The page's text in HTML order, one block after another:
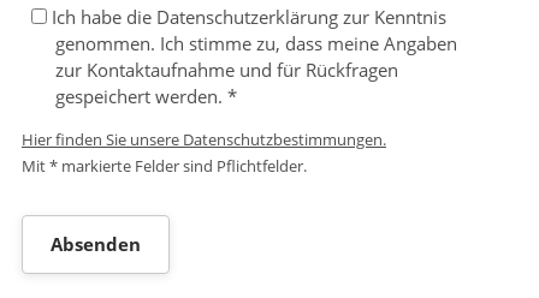
Ich habe die Datenschutzerklärung zur Kenntnis
genommen. Ich stimme zu, dass meine Angaben
zur Kontaktaufnahme und für Rückfragen
gespeichert werden. (Pflichtfeld)
*
Hier finden Sie unsere Datenschutzbestimmungen.
Mit * markierte Felder sind Pflichtfelder.